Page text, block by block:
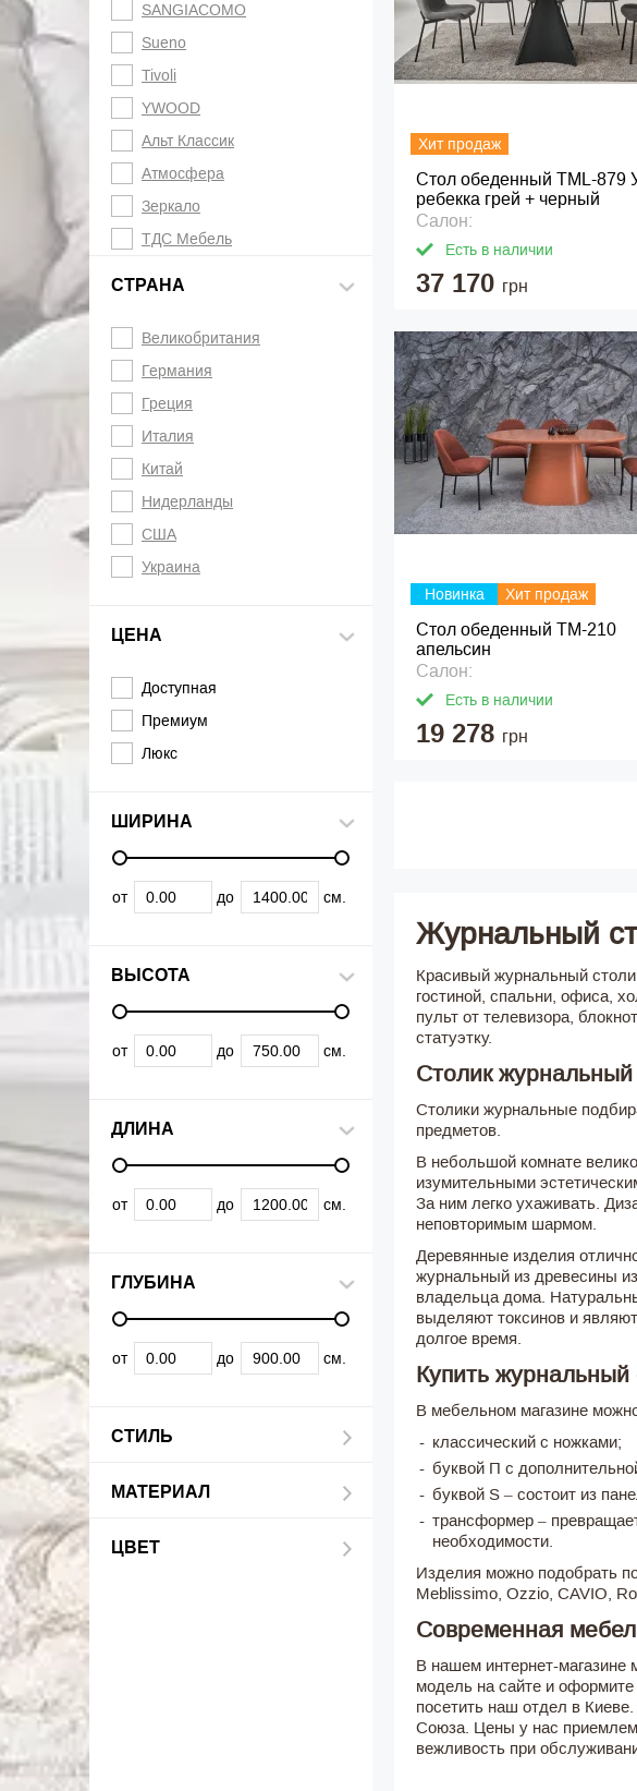
SANGIACOMO
Sueno
Tivoli
YWOOD
Альт Классик
Атмосфера
Зеркало
ТДС Мебель
СТРАНА
Великобритания
Германия
Греция
Италия
Китай
Нидерланды
США
Украина
ЦЕНА
Доступная
Премиум
Люкс
ШИРИНА
от до см.
ВЫСОТА
от до см.
ДЛИНА
от до см.
ГЛУБИНА
от до см.
СТИЛЬ
МАТЕРИАЛ
ЦВЕТ
Хит продаж
Стол обеденный TML-879
ребекка грей + черный
Салон:
Есть в наличии
37 170 грн
Новинка Хит продаж
Стол обеденный ТМ-210
апельсин
Салон:
Есть в наличии
19 278 грн
Журнальный
Красивый журнальный
гостиной, спальни, офиса,
пульт от телевизора,
статуэтку.
Столик
Столики журнальные
предметов.
В небольшой комнате
изумительными
За ним легко ухаживать.
неповторимым шармом.
Деревянные изделия
журнальный из древесины
владельца дома.
выделяют токсинов и
долгое время.
Купить журнальный
В мебельном магазине
классический с ножками;
буквой П с
буквой S ‒ состоит из
трансформер ‒
необходимости.
Изделия можно подобрать
Meblissimo, Оzzio, CAVIO,
Современная
В нашем интернет-магазине
модель на сайте и
посетить наш отдел в
Союза. Цены у нас
вежливость при